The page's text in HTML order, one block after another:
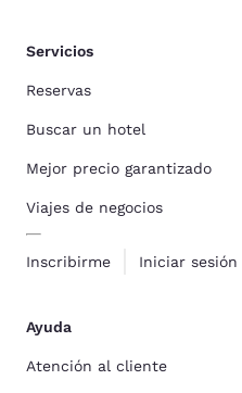
Servicios
Reservas
Buscar un hotel
Mejor precio garantizado
Viajes de negocios
Inscribirme Iniciar sesión
Ayuda
Atención al cliente